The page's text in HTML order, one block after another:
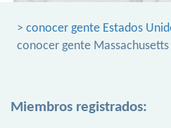
> conocer gente Estados
conocer gente Massachusetts
Miembros registrados: